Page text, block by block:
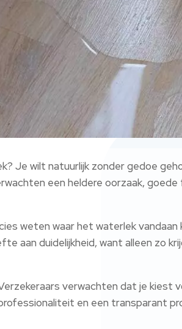
Je wilt natuurlijk zonder gedoe
een heldere oorzaak, goede
weten waar het waterlek
aan duidelijkheid, want alleen zo
verwachten dat je kiest
en een transparant